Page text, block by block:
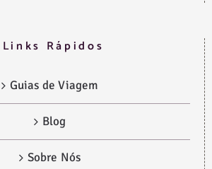
Links Rápidos
Guias de Viagem
Blog
Sobre Nós